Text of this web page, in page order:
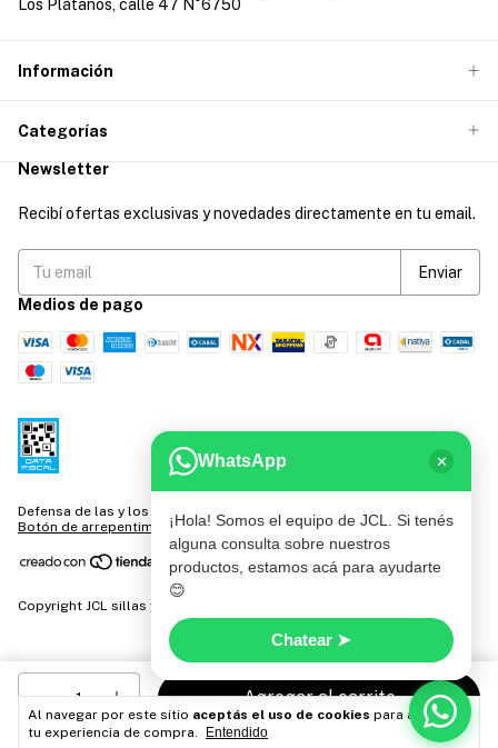
Al navegar por este sitio aceptás el uso de cookies para agilizar
tu experiencia de compra.
Entendido
2 disponibles
Los Plátanos, calle 47 N°6750
Información
Categorías
Newsletter
Recibí ofertas exclusivas y novedades directamente en tu email.
Medios de pago
Defensa de las y los consumidores. Para reclamos
Botón de arrepentimiento
Copyright JCL sillas y mesas - 2026. Todos los derechos reservados.
WhatsApp ✕
¡Hola! Somos el equipo de JCL. Si tenés
alguna consulta sobre nuestros
productos, estamos acá para ayudarte
😊
Chatear ➤